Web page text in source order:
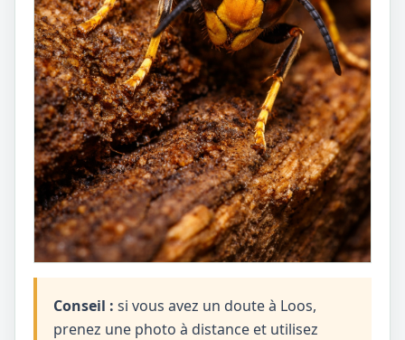
Conseil : si vous avez un doute à Loos,
prenez une photo à distance et utilisez